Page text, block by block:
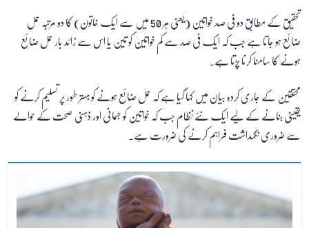
زبان
تحقیق کے مطابق دو فی صد خواتین (یعنی ہر 50 میں سے ایک خاتون) کا دو مرتبہ حمل
ضائع ہو جاتا ہے جب کہ ایک فی صد سے کم خواتین کو تین یا اس سے زائد بار حمل ضائع
ہونے کا سامنا کرنا پڑتا ہے۔
محققین کے جاری کردہ بیان میں کہا گیا ہے کہ حمل ضائع ہونے کو بہتر طور پر تسلیم کرنے کو
یقینی بنانے کے لیے ایک نئے نظام جب کہ خواتین کو جسمانی اور ذہنی صحت کے حوالے
سے ضروری نگہداشت فراہم کرنے کی ضرورت ہے۔